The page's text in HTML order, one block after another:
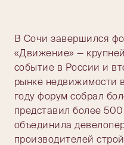
В Сочи завершился
«Движение» —
событие в России и
рынке недвижимости
году форум собрал
представил более
объединила
производителей